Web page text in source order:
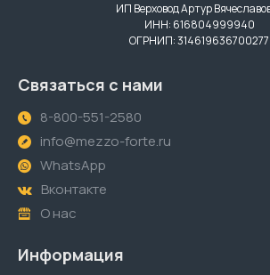
ИП Верховод Артур
ИНН: 616804999940
ОГРНИП: 314619636700277
Связаться с нами
8-800-551-2580
info@mezzo-forte.ru
WhatsApp
Вконтакте
О нас
Информация